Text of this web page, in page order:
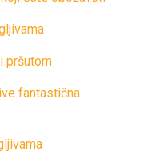
pršutom
fantastična